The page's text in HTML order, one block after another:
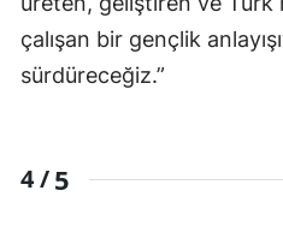
çalışan bir gençlik
sürdüreceğiz.”
4 /5